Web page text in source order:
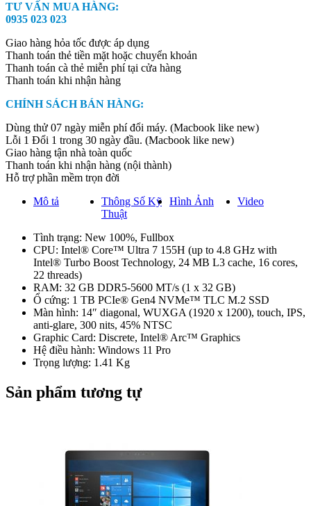
TƯ VẤN MUA HÀNG:
0935 023 023
Giao hàng hỏa tốc được áp dụng
Thanh toán thẻ tiền mặt hoặc chuyển khoản
Thanh toán cà thẻ miễn phí tại cửa hàng
Thanh toán khi nhận hàng
CHÍNH SÁCH BÁN HÀNG:
Dùng thử 07 ngày miễn phí đổi máy. (Macbook like new)
Lỗi 1 Đổi 1 trong 30 ngày đầu. (Macbook like new)
Giao hàng tận nhà toàn quốc
Thanh toán khi nhận hàng (nội thành)
Hỗ trợ phần mềm trọn đời
Mô tả
Thông Số Kỹ
Thuật
Hình Ảnh Video
Tình trạng: New 100%, Fullbox
CPU: Intel® Core™ Ultra 7 155H (up to 4.8 GHz with
Intel® Turbo Boost Technology, 24 MB L3 cache, 16 cores,
22 threads)
RAM: 32 GB DDR5-5600 MT/s (1 x 32 GB)
Ổ cứng: 1 TB PCIe® Gen4 NVMe™ TLC M.2 SSD
Màn hình: 14″ diagonal, WUXGA (1920 x 1200), touch, IPS,
anti-glare, 300 nits, 45% NTSC
Graphic Card: Discrete, Intel® Arc™ Graphics
Hệ điều hành: Windows 11 Pro
Trọng lượng: 1.41 Kg
Sản phẩm tương tự